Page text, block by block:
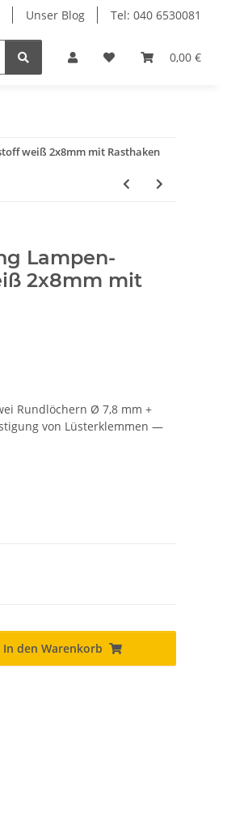
Unser Blog Tel: 040 6530081
0,00 €
weiß 2x8mm mit Rasthaken
Lampen-
2x8mm mit
Rundlöchern Ø 7,8 mm +
von Lüsterklemmen —
In den Warenkorb